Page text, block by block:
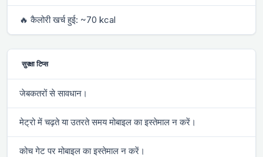
🔥 कैलोरी खर्च हुई: ~70 kcal
सुरक्षा टिप्स
जेबकतरों से सावधान।
मेट्रो में चढ़ते या उतरते समय मोबाइल का इस्तेमाल न करें।
कोच गेट पर मोबाइल का इस्तेमाल न करें।